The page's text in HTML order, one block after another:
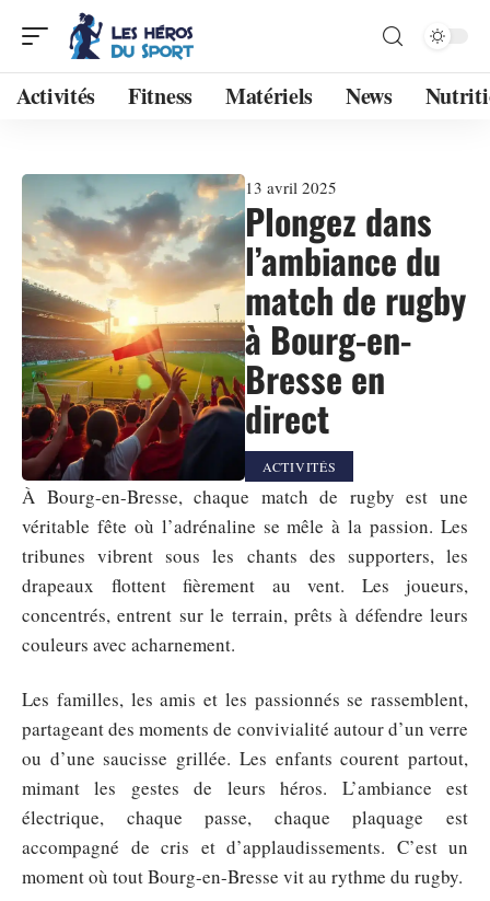
Activités Fitness Matériels News
13 avril 2025
Plongez dans
l’ambiance du
match de rugby
à Bourg-en-
Bresse en
direct
ACTIVITÉS
À Bourg-en-Bresse, chaque match de rugby est une
véritable fête où l’adrénaline se mêle à la passion. Les
tribunes vibrent sous les chants des supporters, les
drapeaux flottent fièrement au vent. Les joueurs,
concentrés, entrent sur le terrain, prêts à défendre leurs
couleurs avec acharnement.
Les familles, les amis et les passionnés se rassemblent,
partageant des moments de convivialité autour d’un verre
ou d’une saucisse grillée. Les enfants courent partout,
mimant les gestes de leurs héros. L’ambiance est
électrique, chaque passe, chaque plaquage est
accompagné de cris et d’applaudissements. C’est un
moment où tout Bourg-en-Bresse vit au rythme du rugby.